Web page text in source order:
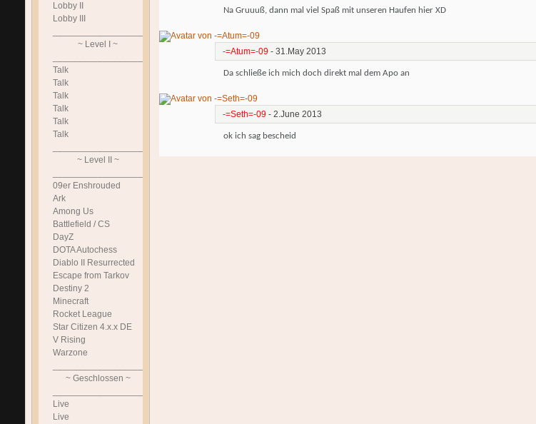
Lobby II
Lobby III
______________________________
~ Level I ~
Talk
Talk
Talk
Talk
Talk
Talk
~ Level II ~
09er Enshrouded
Ark
Among Us
Battlefield / CS
DayZ
DOTA Autochess
Diablo II Resurrected
Escape from Tarkov
Destiny 2
Minecraft
Rocket League
Star Citizen 4.x.x DE
V Rising
Warzone
~ Geschlossen ~
Live
Live
Na Gruuuß, dann mal viel Spaß mit unseren Haufen hier XD
-=Atum=-09 -31.May 2013
Da schließe ich mich doch direkt mal dem Apo an
-=Seth=-09 -2.June 2013
ok ich sag bescheid